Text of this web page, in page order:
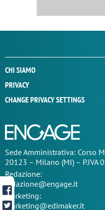
CHI SIAMO
PRIVACY
CHANGE PRIVACY SETTINGS
SedeAmministrativa: Corso
20123 – Milano (MI) – P.IVA
Redazione:
redazione@engage.it
Marketing:
marketing@edimaker.it